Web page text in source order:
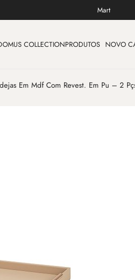
Mart
COLLECTIONPRODUTOS NOVO
Em Mdf Com Revest. Em Pu – 2